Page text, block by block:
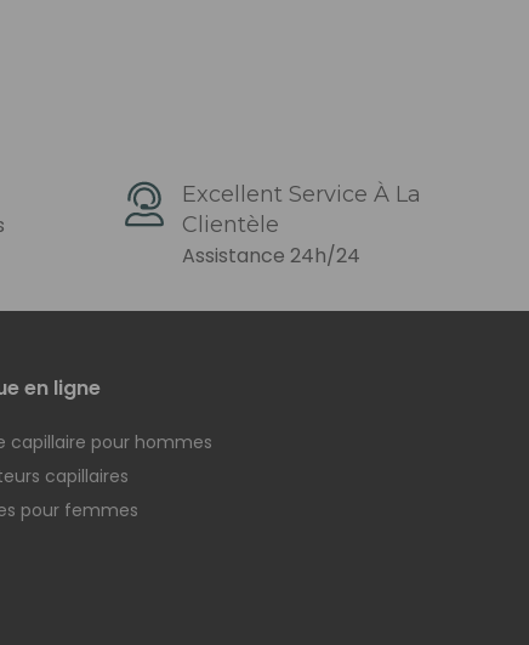
Excellent Service À La
Clientèle
Assistance 24h/24
en ligne
capillaire pour hommes
capillaires
pour femmes